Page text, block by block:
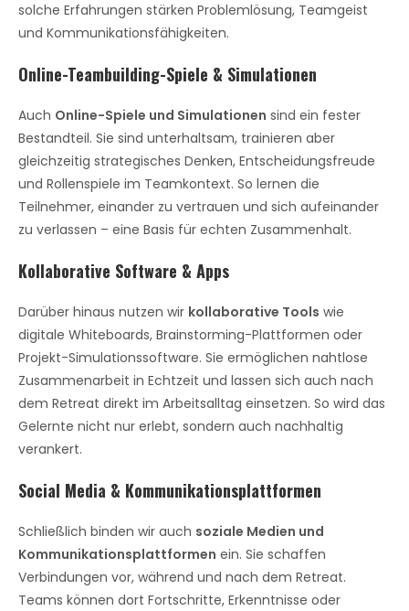
solche Erfahrungen stärken Problemlösung, Teamgeist
und Kommunikationsfähigkeiten.
Online-Teambuilding-Spiele & Simulationen
Auch Online-Spiele und Simulationen sind ein fester
Bestandteil. Sie sind unterhaltsam, trainieren aber
gleichzeitig strategisches Denken, Entscheidungsfreude
und Rollenspiele im Teamkontext. So lernen die
Teilnehmer, einander zu vertrauen und sich aufeinander
zu verlassen – eine Basis für echten Zusammenhalt.
Kollaborative Software & Apps
Darüber hinaus nutzen wir kollaborative Tools wie
digitale Whiteboards, Brainstorming-Plattformen oder
Projekt-Simulationssoftware. Sie ermöglichen nahtlose
Zusammenarbeit in Echtzeit und lassen sich auch nach
dem Retreat direkt im Arbeitsalltag einsetzen. So wird das
Gelernte nicht nur erlebt, sondern auch nachhaltig
verankert.
Social Media & Kommunikationsplattformen
Schließlich binden wir auch soziale Medien und
Kommunikationsplattformen ein. Sie schaffen
Verbindungen vor, während und nach dem Retreat.
Teams können dort Fortschritte, Erkenntnisse oder